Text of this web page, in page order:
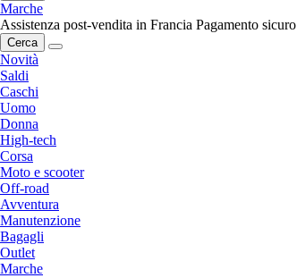
Marche
Assistenza post-vendita in Francia Pagamento sicuro
Cerca
Novità
Saldi
Caschi
Uomo
Donna
High-tech
Corsa
Moto e scooter
Off-road
Avventura
Manutenzione
Bagagli
Outlet
Marche